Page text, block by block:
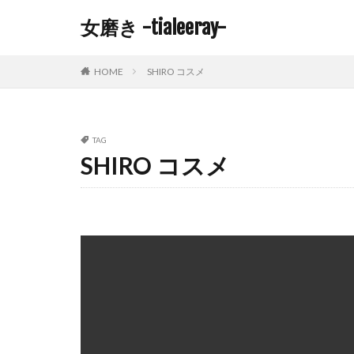
女磨き -tialeeray-
HOME SHIRO コスメ
TAG
SHIRO コスメ